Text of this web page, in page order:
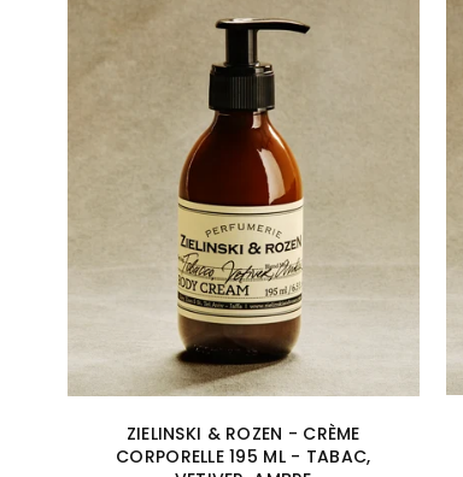
ZIELINSKI & ROZEN - CRÈME
CORPORELLE 195 ML - TABAC,